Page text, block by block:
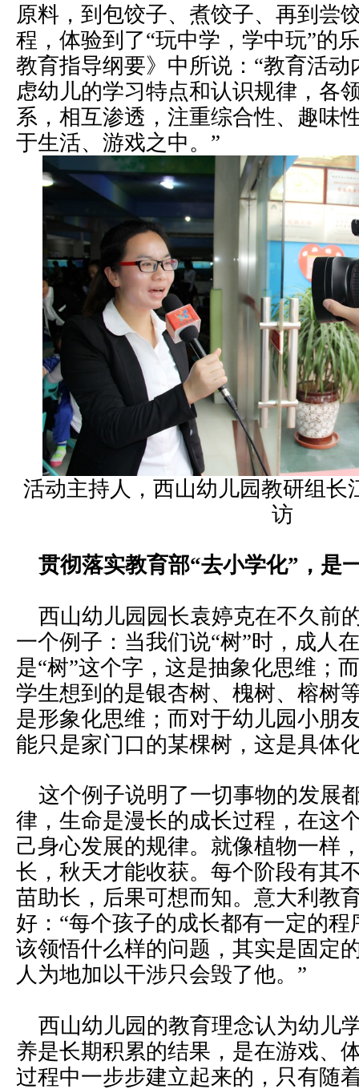
原料，到包饺子、煮饺子、再到尝
程，体验到了“玩中学，学中玩”的
教育指导纲要》中所说：“教育活
虑幼儿的学习特点和认识规律，各
系，相互渗透，注重综合性、趣味
于生活、游戏之中。”
活动主持人，西山幼儿园教研组长
访
贯彻落实教育部“去小学化”，是
西山幼儿园园长袁婷克在不久前
一个例子：当我们说“树”时，成人
是“树”这个字，这是抽象化思维；
学生想到的是银杏树、槐树、榕树
是形象化思维；而对于幼儿园小朋
能只是家门口的某棵树，这是具体
这个例子说明了一切事物的发展
律，生命是漫长的成长过程，在这
己身心发展的规律。就像植物一样
长，秋天才能收获。每个阶段有其
苗助长，后果可想而知。意大利教
好：“每个孩子的成长都有一定的
该领悟什么样的问题，其实是固定
人为地加以干涉只会毁了他。”
西山幼儿园的教育理念认为幼儿
养是长期积累的结果，是在游戏、
过程中一步步建立起来的，只有随